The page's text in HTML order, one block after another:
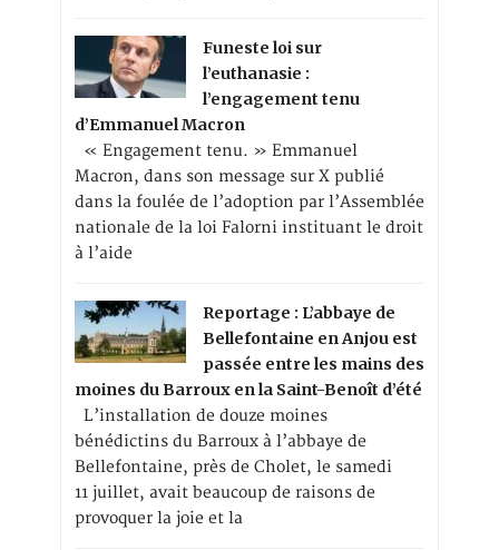
Funeste loi sur
l’euthanasie :
l’engagement tenu
d’Emmanuel Macron
« Engagement tenu. » Emmanuel
Macron, dans son message sur X publié
dans la foulée de l’adoption par l’Assemblée
nationale de la loi Falorni instituant le droit
à l’aide
Reportage : L’abbaye de
Bellefontaine en Anjou est
passée entre les mains des
moines du Barroux en la Saint-Benoît d’été
L’installation de douze moines
bénédictins du Barroux à l’abbaye de
Bellefontaine, près de Cholet, le samedi
11 juillet, avait beaucoup de raisons de
provoquer la joie et la